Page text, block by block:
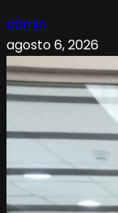
admin
agosto 6, 2026